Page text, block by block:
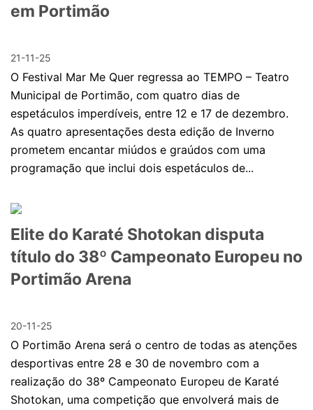
em Portimão
21-11-25
O Festival Mar Me Quer regressa ao TEMPO – Teatro
Municipal de Portimão, com quatro dias de
espetáculos imperdíveis, entre 12 e 17 de dezembro.
As quatro apresentações desta edição de Inverno
prometem encantar miúdos e graúdos com uma
programação que inclui dois espetáculos de...
Elite do Karaté Shotokan disputa
título do 38º Campeonato Europeu no
Portimão Arena
20-11-25
O Portimão Arena será o centro de todas as atenções
desportivas entre 28 e 30 de novembro com a
realização do 38º Campeonato Europeu de Karaté
Shotokan, uma competição que envolverá mais de